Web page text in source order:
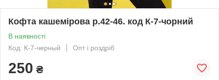
Кофта кашемірова р.42-46. код К-7-чорний
В наявності
Код: К-7-черный
Опт і роздріб
250 ₴